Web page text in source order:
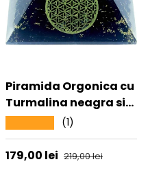
Piramida Orgonica cu
Turmalina neagra si
simbolul floarea vietii
8 cm – pentru
meditatie si trezirea
(1)
Preț de vânzare
179,00 lei Preț obișnuit
219,00 lei